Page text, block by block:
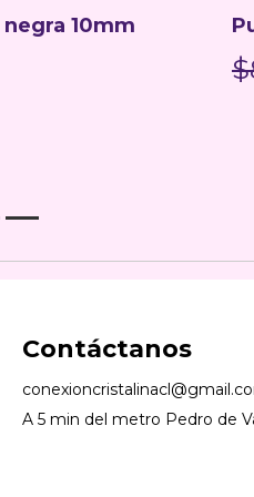
10mm
Contáctanos
A 5 min del metro Pedro de